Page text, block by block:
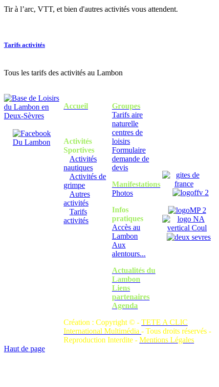
Tir à l’arc, VTT, et bien d'autres activités vous attendent.
Tarifs activités
Tous les tarifs des activités au Lambon
Accueil
Activités
Sportives
Activités
nautiques
Activités de
grimpe
Autres
activités
Tarifs
activités
Groupes
Tarifs aire
naturelle
centres de
loisirs
Formulaire
demande de
devis
Manifestations
Photos
Infos
pratiques
Accès au
Lambon
Aux
alentours...
Actualités du
Lambon
Liens
partenaires
Agenda
Création : Copyright © - TETE A CLIC
International Multimédia - Tous droits réservés -
Reproduction Interdite - Mentions Légales
Haut de page